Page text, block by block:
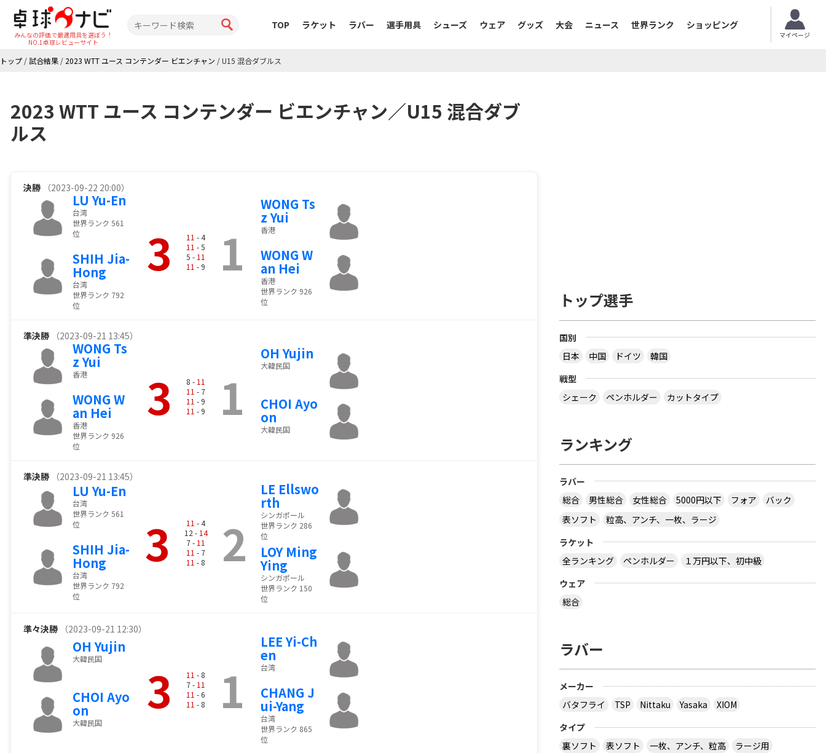
みんなの評価で最適用具を選ぼう！
NO.1卓球レビューサイト
TOP ラケット ラバー 選手用具 シューズ ウェア グッズ 大会 ニュース 世界ランク ショッピング
マイページ
トップ /試合結果 / 2023 WTT ユース コンテンダー ビエンチャン /U15 混合ダブルス
2023 WTT ユース コンテンダー ビエンチャン／U15 混合ダブ
ルス
決勝 （2023-09-22 20:00）
LU Yu-En
台湾
世界ランク 561
位
SHIH Jia-
Hong
台湾
世界ランク 792
位
3 11 - 4
11 - 5
5 - 11
11 - 9 1
WONG Ts
z Yui
香港
WONG W
an Hei
香港
世界ランク 926
位
準決勝 （2023-09-21 13:45）
WONG Ts
z Yui
香港
WONG W
an Hei
香港
世界ランク 926
位
3 8 - 11
11 - 7
11 - 9
11 - 9 1
OH Yujin
大韓民国
CHOI Ayo
on
大韓民国
準決勝 （2023-09-21 13:45）
LU Yu-En
台湾
世界ランク 561
位
SHIH Jia-
Hong
台湾
世界ランク 792
位
3 11 - 4
12 - 14
7 - 11
11 - 7
11 - 8 2
LE Ellswo
rth
シンガポール
世界ランク 286
位
LOY Ming
Ying
シンガポール
世界ランク 150
位
準々決勝 （2023-09-21 12:30）
OH Yujin
大韓民国
CHOI Ayo
on
大韓民国
3 11 - 8
7 - 11
11 - 6
11 - 8 1
LEE Yi-Ch
en
台湾
CHANG J
ui-Yang
台湾
世界ランク 865
位
トップ選手
国別
日本
中国 ドイツ
韓国
戦型
シェーク
ペンホルダー カットタイプ
ランキング
ラバー
総合
男性総合 女性総合 5000円以下 フォア
バック
表ソフト
粒高、アンチ、一枚、ラージ
ラケット
全ランキング
ペンホルダー
１万円以下、初中級
ウェア
総合
ラバー
メーカー
バタフライ
TSP Nittaku Yasaka
XIOM
タイプ
裏ソフト
表ソフト 一枚、アンチ、粒高 ラージ用